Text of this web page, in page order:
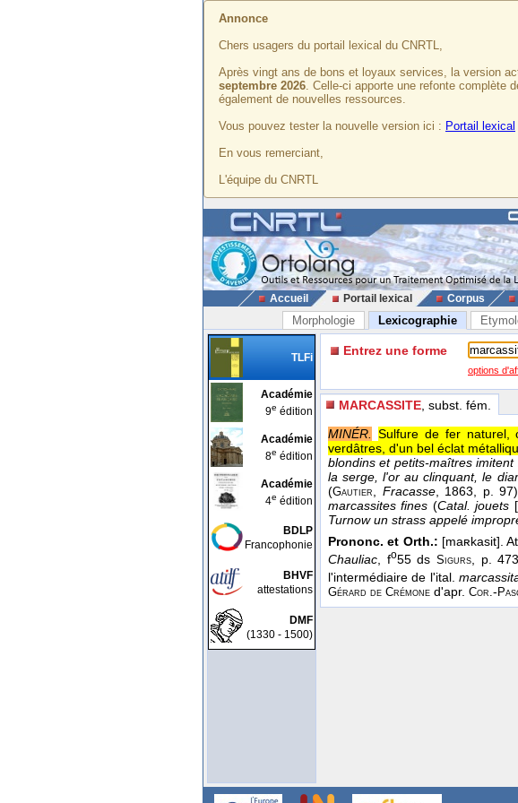
Annonce
Chers usagers du portail lexical du CNRTL,
Après vingt ans de bons et loyaux services, la version
septembre 2026. Celle-ci apporte une refonte complète
également de nouvelles ressources.
Vous pouvez tester la nouvelle version ici : Portail lexical
En vous remerciant,
L'équipe du CNRTL
Accueil Portail lexical Corpus
Morphologie Lexicographie
TLFi
Académie
9e édition
Académie
8e édition
Académie
4e édition
BDLP
Francophonie
BHVF
attestations
DMF
(1330 - 1500)
Entrez une forme
options
MARCASSITE , subst. fém.
MINÉR. Sulfure de fer naturel,
verdâtres, d'un bel éclat
blondins et petits-maîtres
la serge, l'or au clinquant, le
(Gautier, Fracasse, 1863, p.
marcassites fines (Catal. jouets
Turnow un strass appelé
Prononc. et Orth.: [maʀkasit].
Chauliac , fo55 ds Sigurs, p.
l'intermédiaire de l'ital.
Gérard de Crémone d'apr. Cor. -